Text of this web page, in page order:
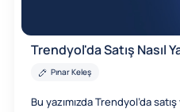
Trendyol'da Satış Nasıl
Pınar Keleş
Bu yazımızda Trendyol’da